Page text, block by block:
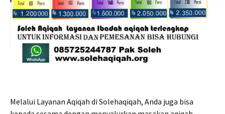
Melalui Layanan Aqiqah di Solehaqiqah, Anda juga bisa